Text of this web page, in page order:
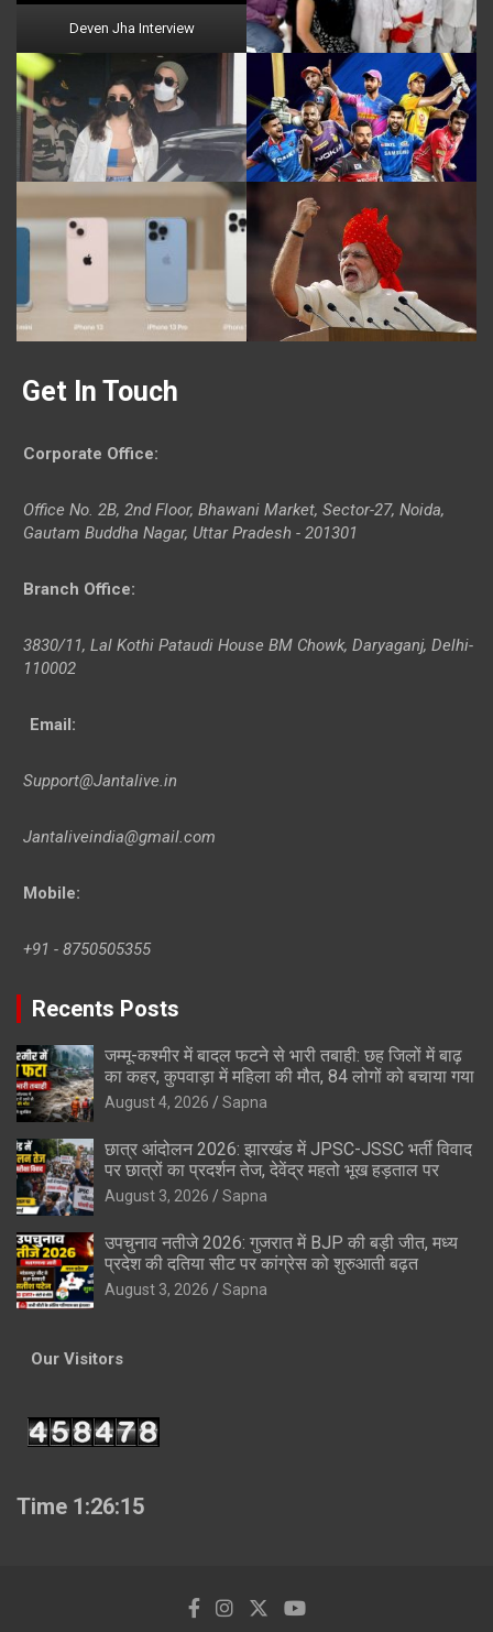
Deven Jha Interview
Get In Touch
Corporate Office:
Office No. 2B, 2nd Floor, Bhawani Market, Sector-27, Noida,
Gautam Buddha Nagar, Uttar Pradesh - 201301
Branch Office:
3830/11, Lal Kothi Pataudi House BM Chowk, Daryaganj, Delhi-
110002
Email:
Support@Jantalive.in
Jantaliveindia@gmail.com
Mobile:
+91 - 8750505355
Recents Posts
जम्मू-कश्मीर में बादल फटने से भारी तबाही: छह जिलों में बाढ़
का कहर, कुपवाड़ा में महिला की मौत, 84 लोगों को बचाया गया
August 4, 2026 Sapna
छात्र आंदोलन 2026: झारखंड में JPSC-JSSC भर्ती विवाद
पर छात्रों का प्रदर्शन तेज, देवेंद्र महतो भूख हड़ताल पर
August 3, 2026 Sapna
उपचुनाव नतीजे 2026: गुजरात में BJP की बड़ी जीत, मध्य
प्रदेश की दतिया सीट पर कांग्रेस को शुरुआती बढ़त
August 3, 2026 Sapna
Our Visitors
Time 1:26:16